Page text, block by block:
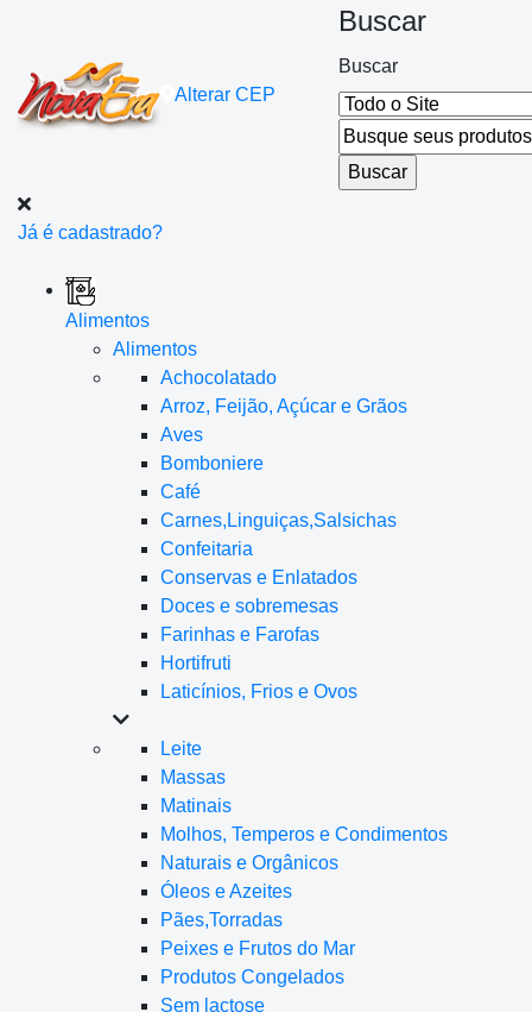
Alterar CEP
Buscar
Buscar
Já é cadastrado?
Alimentos
Alimentos
Achocolatado
Arroz, Feijão, Açúcar e Grãos
Aves
Bomboniere
Café
Carnes,Linguiças,Salsichas
Confeitaria
Conservas e Enlatados
Doces e sobremesas
Farinhas e Farofas
Hortifruti
Laticínios, Frios e Ovos
Leite
Massas
Matinais
Molhos, Temperos e Condimentos
Naturais e Orgânicos
Óleos e Azeites
Pães,Torradas
Peixes e Frutos do Mar
Produtos Congelados
Sem lactose